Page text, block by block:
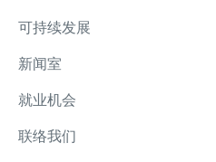
可持续发展
新闻室
就业机会
联络我们